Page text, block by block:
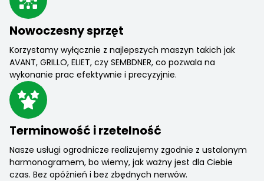
Nowoczesny sprzęt
Korzystamy wyłącznie z najlepszych maszyn takich jak
AVANT, GRILLO, ELIET, czy SEMBDNER, co pozwala na
wykonanie prac efektywnie i precyzyjnie.
Terminowość i rzetelność
Nasze usługi ogrodnicze realizujemy zgodnie z ustalonym
harmonogramem, bo wiemy, jak ważny jest dla Ciebie
czas. Bez opóźnień i bez zbędnych nerwów.